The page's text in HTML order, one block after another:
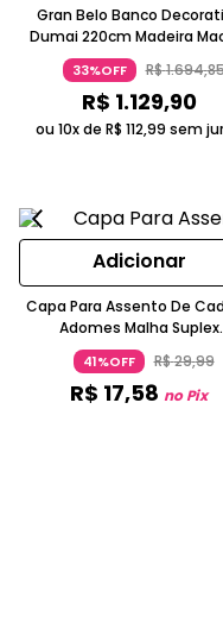
Gran Belo Banco
Dumai 220cm Madeira
Walnut Escovado
33%OFF R$1.694,
R$ 1.129,90
ou 10x de R$ 112,99 sem
Adicionar
Capa Para Assento De
Adomes Malha Suplex
Geométrica Cinza
41%OFF R$29,99
R$ 17,58 no Pix